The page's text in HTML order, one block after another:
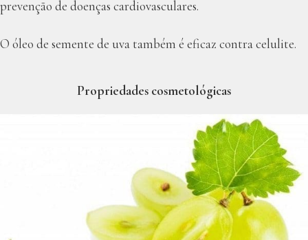
prevenção de doenças cardiovasculares.
O óleo de semente de uva também é eficaz contra celulite.
Propriedades cosmetológicas